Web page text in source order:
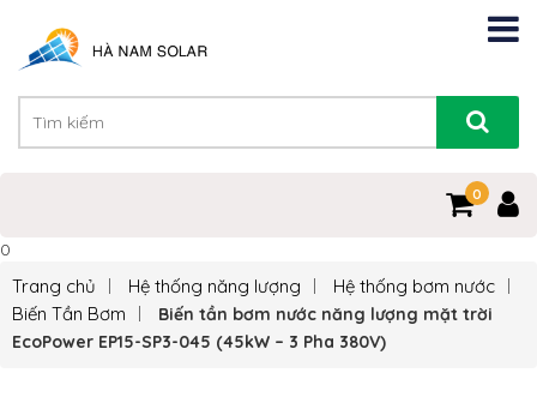
0
0
Trang chủ Hệ thống năng lượng
Hệ thống bơm nước
Biến Tần Bơm
Biến tần bơm nước năng lượng mặt trời
EcoPower EP15-SP3-045 (45kW – 3 Pha 380V)